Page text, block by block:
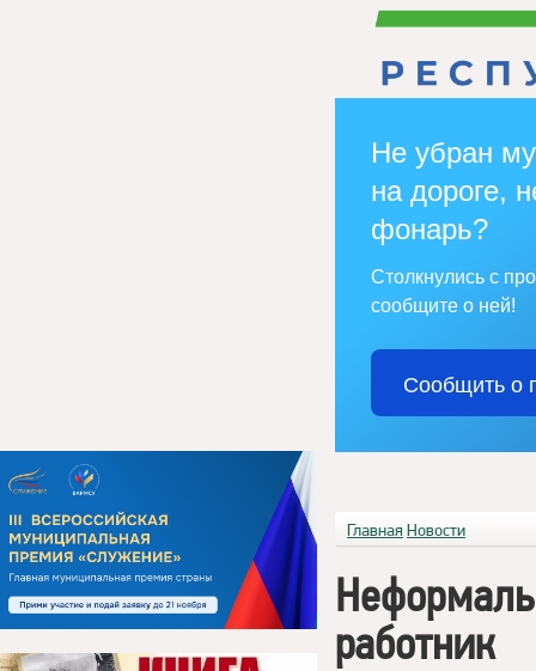
Не убран
на дороге,
фонарь?
Столкнулись с
сообщите о ней!
Сообщить о
Главная Новости
работник